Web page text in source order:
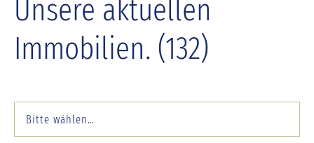
Unsere aktuellen
Immobilien. (132)